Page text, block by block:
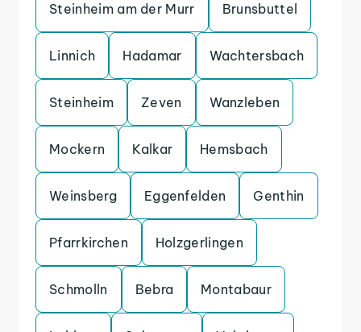
Steinheim am der Murr Brunsbuttel
Linnich Hadamar Wachtersbach
Steinheim Zeven Wanzleben
Mockern Kalkar Hemsbach
Weinsberg Eggenfelden Genthin
Pfarrkirchen Holzgerlingen
Schmolln Bebra Montabaur